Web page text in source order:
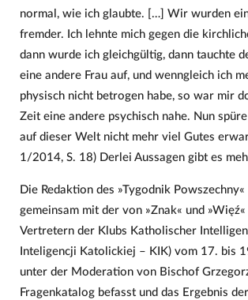
normal, wie ich glaubte. […] Wir wurden
fremder. Ich lehnte mich gegen die
dann wurde ich gleichgültig, dann tauchte
eine andere Frau auf, und wenngleich ich
physisch nicht betrogen habe, so war mir
Zeit eine andere psychisch nahe. Nun
auf dieser Welt nicht mehr viel Gutes
1/2014, S. 18) Derlei Aussagen gibt es
Die Redaktion des »Tygodnik
gemeinsam mit der von »Znak« und
Vertretern der Klubs Katholischer
Inteligencji Katolickiej – KIK) vom 17. bis
unter der Moderation von Bischof
Fragenkatalog befasst und das Ergebnis